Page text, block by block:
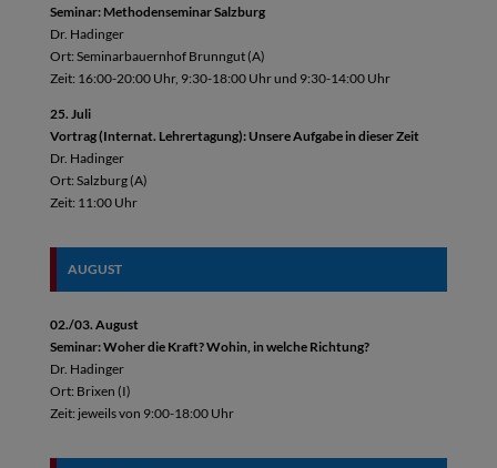
Seminar: Methodenseminar Salzburg
Dr. Hadinger
Ort: Seminarbauernhof Brunngut (A)
Zeit: 16:00-20:00 Uhr, 9:30-18:00 Uhr und 9:30-14:00 Uhr
25. Juli
Vortrag (Internat. Lehrertagung): Unsere Aufgabe in dieser Zeit
Dr. Hadinger
Ort: Salzburg (A)
Zeit: 11:00 Uhr
AUGUST
02./03. August
Seminar: Woher die Kraft? Wohin, in welche Richtung?
Dr. Hadinger
Ort: Brixen (I)
Zeit: jeweils von 9:00-18:00 Uhr